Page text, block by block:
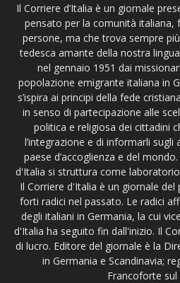
Il Corriere d’Italia è un giornale
pensato per la comunità italiana,
persone, ma che trova sempre
tedesca amante della nostra
nel gennaio 1951 dai
popolazione emigrante italiana in
s’ispira ai principi della fede
in senso di partecipazione alle
politica e religiosa dei cittadini
l’integrazione e di informarli sugli
paese d’accoglienza e del
d'Italia si struttura come
Il Corriere d'Italia è un giornale
forti radici nel passato. Le radici
degli italiani in Germania, la cui
d'Italia ha seguito fin dall'inizio. Il
di lucro. Editore del giornale è la
in Germania e Scandinavia;
Francoforte sul